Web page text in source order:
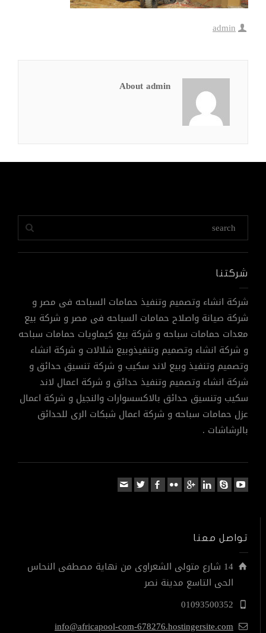
admin
About admin
شركتنا
شركة انشاء وتصميم وتنفيذ حمامات السباحه فى مصر و
شركة صيانة واصلاح حمامات السباحه فى مصر و شركة بيع
معدات حمامات سباحه و شركة بيع كيماويات حمامات سباحه
و شركة انشاء وتصميم وتنفيذوبيع شلالات و شركة انشاء
وتصميم وتنفيذ وبيع لاند سكيب و شركة تنسيق حدائق و
شركة انشاء وتصميم وتنفيذ حدائق و شركة اعمال لاند
سكيب وتنسيق حدائق بالاكسسوارات والنجيل و شركة اعمال
عزل حمامات سباحه و شركة اعمال شبكات الرى للحدائق
بالرشاشات .
تواصل معنا
14 شارع متولى الشعراوى من نهاية مصطفى النحاس
الحى التاسع مدينة نصر
01093500352
info@africapool-com-678276.hostingersite.com